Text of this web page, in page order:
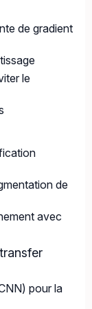
de gradient
le
de
avec
pour la